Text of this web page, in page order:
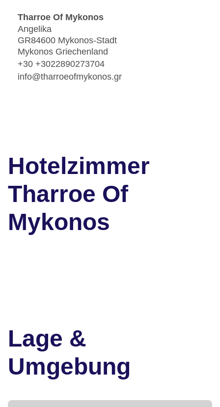
Tharroe Of Mykonos
Angelika
GR84600 Mykonos-Stadt
Mykonos Griechenland
+30 +3022890273704
info@tharroeofmykonos.gr
Hotelzimmer
Tharroe Of
Mykonos
Lage &
Umgebung